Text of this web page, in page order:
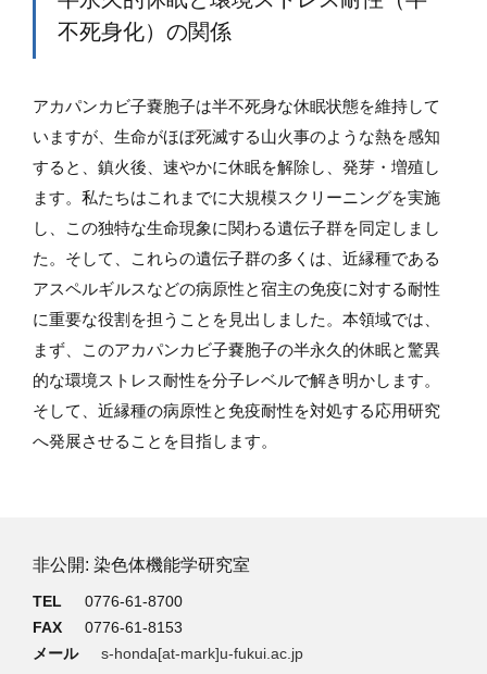
不死身化）の関係
アカパンカビ子嚢胞子は半不死身な休眠状態を維持して
いますが、生命がほぼ死滅する山火事のような熱を感知
すると、鎮火後、速やかに休眠を解除し、発芽・増殖し
ます。私たちはこれまでに大規模スクリーニングを実施
し、この独特な生命現象に関わる遺伝子群を同定しまし
た。そして、これらの遺伝子群の多くは、近縁種である
アスペルギルスなどの病原性と宿主の免疫に対する耐性
に重要な役割を担うことを見出しました。本領域では、
まず、このアカパンカビ子嚢胞子の半永久的休眠と驚異
的な環境ストレス耐性を分子レベルで解き明かします。
そして、近縁種の病原性と免疫耐性を対処する応用研究
へ発展させることを目指します。
非公開: 染色体機能学研究室
TEL
0776-61-8700
FAX
0776-61-8153
メール
s-honda[at-mark]u-fukui.ac.jp